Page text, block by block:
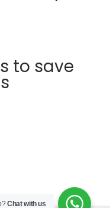
to save
Chat with us